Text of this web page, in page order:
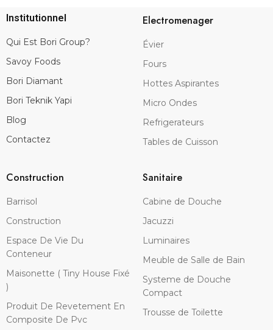
Institutionnel
Qui Est Bori Group?
Savoy Foods
Bori Diamant
Bori Teknik Yapi
Blog
Contactez
Electromenager
Évier
Fours
Hottes Aspirantes
Micro Ondes
Refrigerateurs
Tables de Cuisson
Construction
Barrisol
Construction
Espace De Vie Du
Conteneur
Maisonette ( Tiny House Fixé
)
Produit De Revetement En
Composite De Pvc
Sanitaire
Cabine de Douche
Jacuzzi
Luminaires
Meuble de Salle de Bain
Systeme de Douche
Compact
Trousse de Toilette